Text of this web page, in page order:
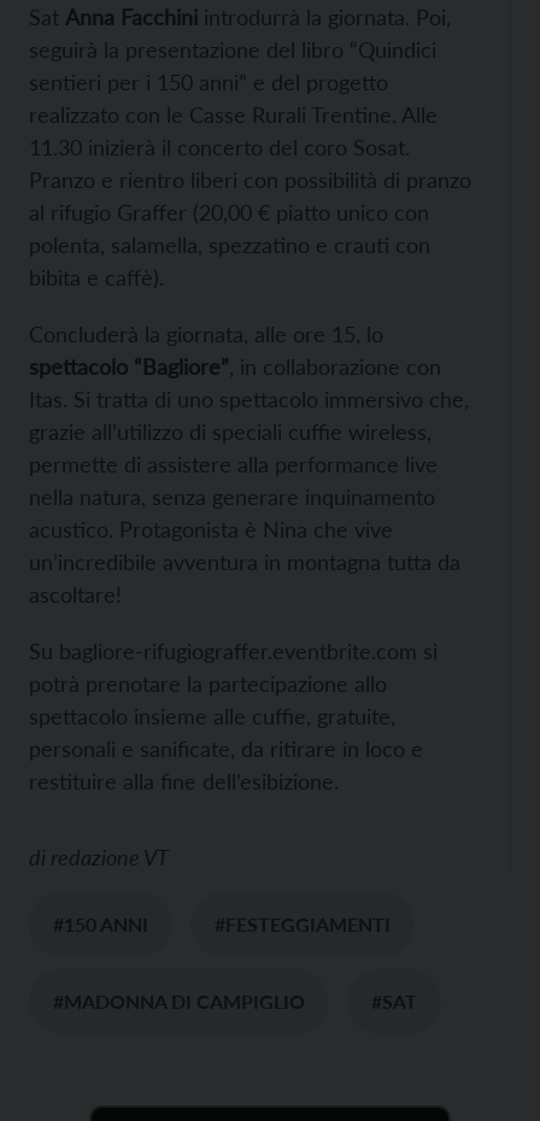
Sat Anna Facchini introdurrà la giornata. Poi,
seguirà la presentazione del libro “Quindici
sentieri per i 150 anni” e del progetto
realizzato con le Casse Rurali Trentine. Alle
11.30 inizierà il concerto del coro Sosat.
Pranzo e rientro liberi con possibilità di pranzo
al rifugio Graffer (20,00 € piatto unico con
polenta, salamella, spezzatino e crauti con
bibita e caffè).
Concluderà la giornata, alle ore 15, lo
spettacolo “Bagliore” , in collaborazione con
Itas. Si tratta di uno spettacolo immersivo che,
grazie all’utilizzo di speciali cuffie wireless,
permette di assistere alla performance live
nella natura, senza generare inquinamento
acustico. Protagonista è Nina che vive
un’incredibile avventura in montagna tutta da
ascoltare!
Su bagliore-rifugiograffer.eventbrite.com si
potrà prenotare la partecipazione allo
spettacolo insieme alle cuffie, gratuite,
personali e sanificate, da ritirare in loco e
restituire alla fine dell’esibizione.
di redazione VT
#150 ANNI #FESTEGGIAMENTI
#MADONNA DI CAMPIGLIO #SAT